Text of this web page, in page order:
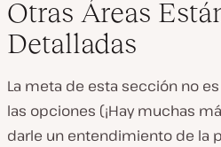
Otras Áreas
Detalladas
La meta de esta sección no
las opciones (¡Hay muchas
darle un entendimiento de la